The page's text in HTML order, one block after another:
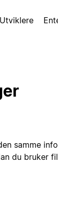
Utviklere
samme
du bruker